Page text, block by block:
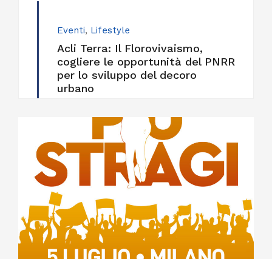
Eventi, Lifestyle
Acli Terra: Il Florovivaismo,
cogliere le opportunità del PNRR
per lo sviluppo del decoro
urbano